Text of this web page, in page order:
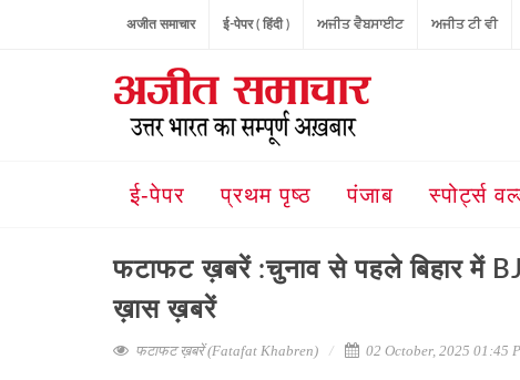
अजीत समाचार ई-पेपर ( हिंदी ) ਅਜੀਤ ਵੈਬਸਾਈਟ ਅਜੀਤ ਟੀ ਵੀ
ई-पेपर प्रथम पृष्ठ पंजाब स्पोर्ट्स
फटाफट ख़बरें :चुनाव से पहले बिहार में
ख़ास ख़बरें
फटाफट ख़बरें (Fatafat Khabren) 02 October, 2025 01:45